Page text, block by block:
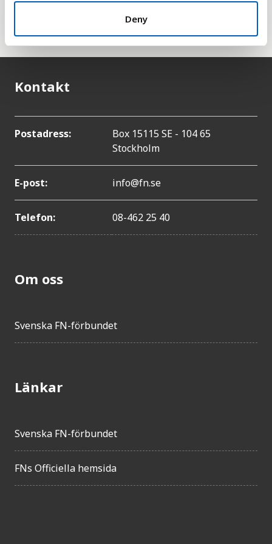
Deny
Kontakt
Postadress:
Box 15115 SE - 104 65
Stockholm
E-post: info@fn.se
Telefon: 08-462 25 40
Om oss
Svenska FN-förbundet
Länkar
Svenska FN-förbundet
FNs Officiella hemsida